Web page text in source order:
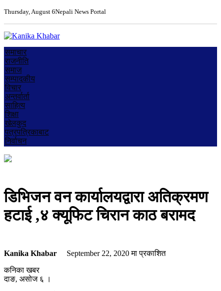
Thursday, August 6Nepali News Portal
समाचार
राजनीति
समाज
सम्पादकीय
विचार
अन्तर्वार्ता
साहित्य
शिक्षा
खेलकुद
पत्रपत्रिकाबाट
निर्वाचन
डिभिजन वन कार्यालयद्वारा अतिक्रमण
हटाई ,४ क्यूफिट चिरान काठ बरामद
Kanika Khabar September 22, 2020मा प्रकाशित
कनिका खबर
दाङ, असोज ६ ।